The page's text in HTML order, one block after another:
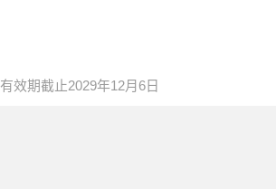
有效期截止2029年12月6日